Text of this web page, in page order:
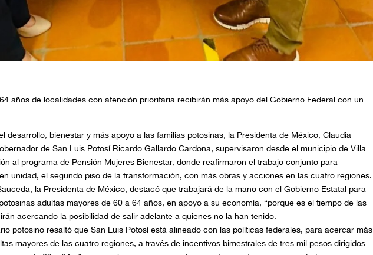
años de localidades con atención prioritaria recibirán más apoyo del Gobierno Federal con un
desarrollo, bienestar y más apoyo a las familias potosinas, la Presidenta de México, Claudia
de San Luis Potosí Ricardo Gallardo Cardona, supervisaron desde el municipio de Villa
al programa de Pensión Mujeres Bienestar, donde reafirmaron el trabajo conjunto para
unidad, el segundo piso de la transformación, con más obras y acciones en las cuatro regiones.
la Presidenta de México, destacó que trabajará de la mano con el Gobierno Estatal para
adultas mayores de 60 a 64 años, en apoyo a su economía, “porque es el tiempo de las
acercando la posibilidad de salir adelante a quienes no la han tenido.
potosino resaltó que San Luis Potosí está alineado con las políticas federales, para acercar más
mayores de las cuatro regiones, a través de incentivos bimestrales de tres mil pesos dirigidos